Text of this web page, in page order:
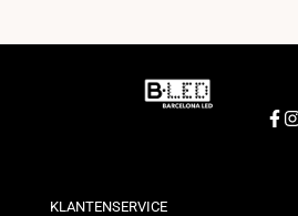
KLANTENSERVICE